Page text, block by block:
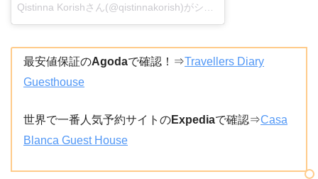
最安値保証のAgodaで確認！⇒Travellers Diary
Guesthouse
世界で一番人気予約サイトのExpediaで確認⇒Casa
Blanca Guest House